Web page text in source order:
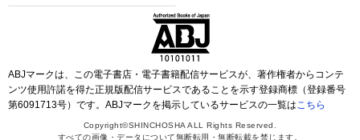
ABJマークは、この電子書店・電子書籍配信サービスが、著作権者からコンテ
ンツ使用許諾を得た正規版配信サービスであることを示す登録商標（登録番号
第6091713号）です。ABJマークを掲示しているサービスの一覧はこちら
Copyright©SHINCHOSHA ALL Rights Reserved.
すべての画像・データについて無断転用・無断転載を禁じます。